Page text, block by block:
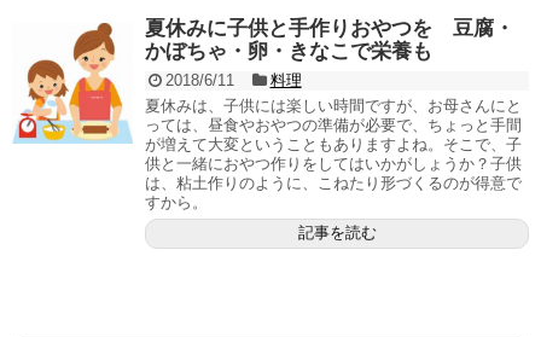
夏休みに子供と手作りおやつを 豆腐・
かぼちゃ・卵・きなこで栄養も
2018/6/11
料理
夏休みは、子供には楽しい時間ですが、お母さんにと
っては、昼食やおやつの準備が必要で、ちょっと手間
が増えて大変ということもありますよね。そこで、子
供と一緒におやつ作りをしてはいかがしょうか？子供
は、粘土作りのように、こねたり形づくるのが得意で
すから。
記事を読む